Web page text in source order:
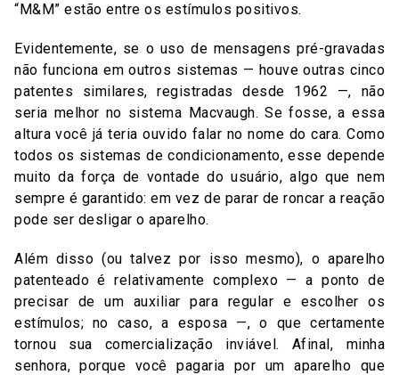
“M&M” estão entre os estímulos positivos.
Evidentemente, se o uso de mensagens pré-gravadas
não funciona em outros sistemas — houve outras cinco
patentes similares, registradas desde 1962 —, não
seria melhor no sistema Macvaugh. Se fosse, a essa
altura você já teria ouvido falar no nome do cara. Como
todos os sistemas de condicionamento, esse depende
muito da força de vontade do usuário, algo que nem
sempre é garantido: em vez de parar de roncar a reação
pode ser desligar o aparelho.
Além disso (ou talvez por isso mesmo), o aparelho
patenteado é relativamente complexo — a ponto de
precisar de um auxiliar para regular e escolher os
estímulos; no caso, a esposa —, o que certamente
tornou sua comercialização inviável. Afinal, minha
senhora, porque você pagaria por um aparelho que